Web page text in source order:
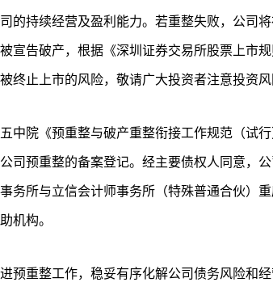
的持续经营及盈利能力。若重整失败，公司
宣告破产，根据《深圳证券交易所股票上市
终止上市的风险，敬请广大投资者注意投资风
中院《预重整与破产重整衔接工作规范（试
司预重整的备案登记。经主要债权人同意，
事务所与立信会计师事务所（特殊普通合伙）
机构。
预重整工作，稳妥有序化解公司债务风险和